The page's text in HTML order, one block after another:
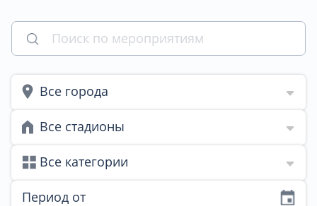
Все города
Все стадионы
Все категории
Период от